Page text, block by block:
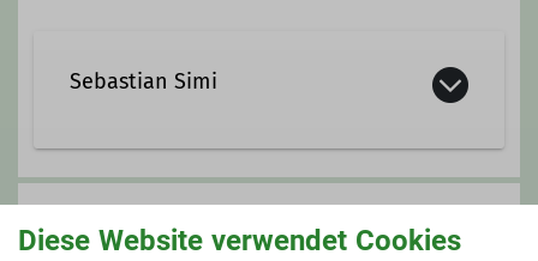
Sebastian Simi
0170/5290227
sebastian.simi@dav-otterfing.de
Diese Website verwendet Cookies